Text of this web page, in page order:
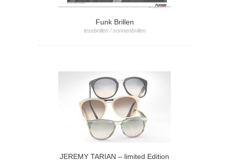
Funk Brillen
lesebrillen / sonnenbrillen
JEREMY TARIAN – limited Edition